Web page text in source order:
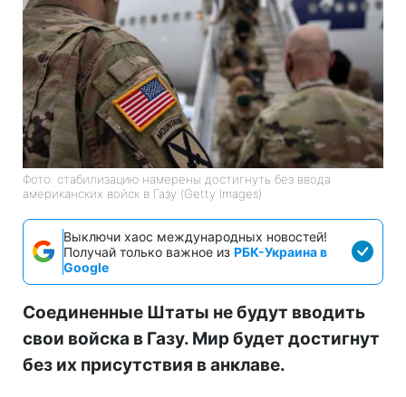
Фото: стабилизацию намерены достигнуть без ввода
американских войск в Газу (Getty Images)
Выключи хаос международных новостей!
Получай только важное из РБК-Украина в
Google
Соединенные Штаты не будут вводить
свои войска в Газу. Мир будет достигнут
без их присутствия в анклаве.